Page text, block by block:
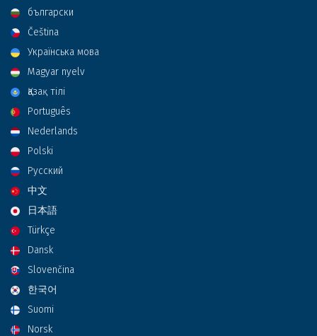
български
Čeština
Українська мова
Magyar nyelv
Қазақ тілі
Português
Nederlands
Polski
Русский
中文
日本語
Türkçe
Dansk
Slovenčina
한국어
Suomi
Norsk